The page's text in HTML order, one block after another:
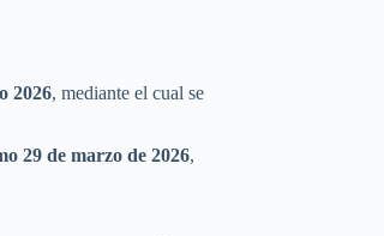
2026, mediante el cual se
29 de marzo de 2026,